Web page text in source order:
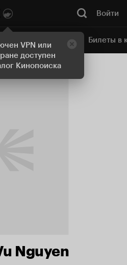
VPN или
доступен
Кинопоиска
Войти
Онлайн-кинотеатр Билеты в
Nguyen